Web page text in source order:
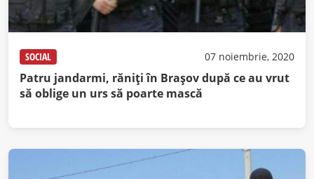
SOCIAL 07 noiembrie, 2020
Patru jandarmi, răniți în Brașov după ce au vrut
să oblige un urs să poarte mască